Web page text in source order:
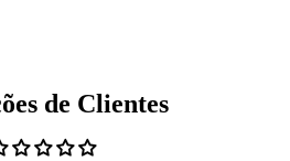
de Clientes